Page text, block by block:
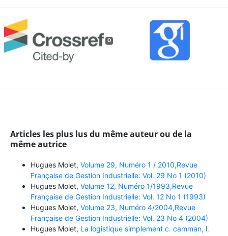
0
Articles les plus lus du même auteur ou de la
même autrice
Hugues Molet, Volume 29, Numéro 1 / 2010,Revue
Française de Gestion Industrielle: Vol. 29 No 1 (2010)
Hugues Molet, Volume 12, Numéro 1/1993,Revue
Française de Gestion Industrielle: Vol. 12 No 1 (1993)
Hugues Molet, Volume 23, Numéro 4/2004,Revue
Française de Gestion Industrielle: Vol. 23 No 4 (2004)
Hugues Molet, La logistique simplement c. camman, l.